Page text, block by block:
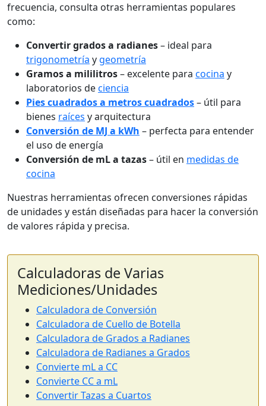
frecuencia, consulta otras herramientas populares
como:
Convertir grados a radianes– ideal para
trigonometría y geometría
Gramos a mililitros– excelente para cocina y
laboratorios deciencia
Pies cuadrados a metros cuadrados– útil para
bienes raíces y arquitectura
Conversión de MJ a kWh – perfecta para entender
el uso de energía
Conversión de mL a tazas– útil en medidas de
cocina
Nuestras herramientas ofrecen conversiones rápidas
de unidades y están diseñadas para hacer la conversión
de valores rápida y precisa.
Calculadoras de Varias
Mediciones/Unidades
Calculadora de Conversión
Calculadora de Cuello de Botella
Calculadora de Grados a Radianes
Calculadora de Radianes a Grados
Convierte mL a CC
Convierte CC a mL
Convertir Tazas a Cuartos